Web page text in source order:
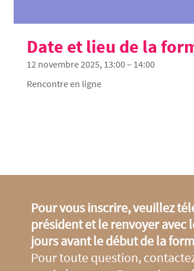
Date et lieu de la
12 novembre 2025, 13:00 – 14:00
Rencontre en ligne
Pour vous inscrire, veuillez
président et le renvoyer avec
jours avant le début de la
Pour toute question,